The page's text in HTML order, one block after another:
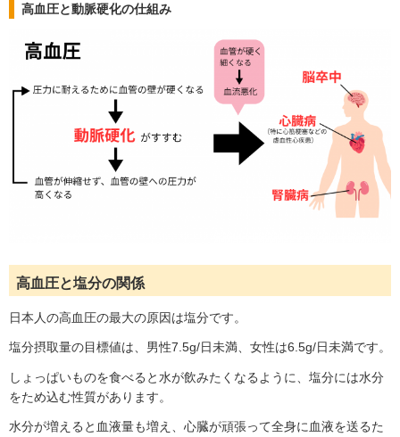
高血圧と動脈硬化の仕組み
高血圧と塩分の関係
日本人の高血圧の最大の原因は塩分です。
塩分摂取量の目標値は、男性7.5g/日未満、女性は6.5g/日未満です。
しょっぱいものを食べると水が飲みたくなるように、塩分には水分
をため込む性質があります。
水分が増えると血液量も増え、心臓が頑張って全身に血液を送るた